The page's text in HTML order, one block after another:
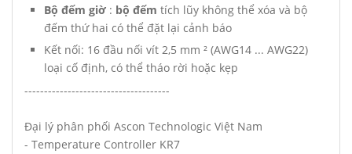
Bộ đếm giờ : bộ đếm tích lũy không thể xóa và bộ
đếm thứ hai có thể đặt lại cảnh báo
Kết nối: 16 đầu nối vít 2,5 mm ² (AWG14 ... AWG22)
loại cố định, có thể tháo rời hoặc kẹp
-------------------------------------
Đại lý phân phối Ascon Technologic Việt Nam
- Temperature Controller KR7